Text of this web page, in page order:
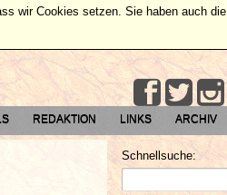
REDAKTION LINKS ARCHIV
Schnellsuche:
wir Cookies setzen. Sie haben auch die